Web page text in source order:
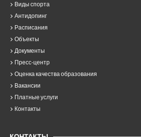
Виды спорта
Антидопинг
Расписания
Объекты
Документы
Пресс-центр
Оценка качества образования
Вакансии
Платные услуги
Контакты